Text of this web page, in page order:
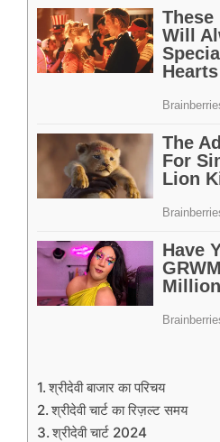
श्रीदेवी बाजार का परिचय
श्रीदेवी चार्ट का रिज़ल्ट समय
श्रीदेवी चार्ट 2024